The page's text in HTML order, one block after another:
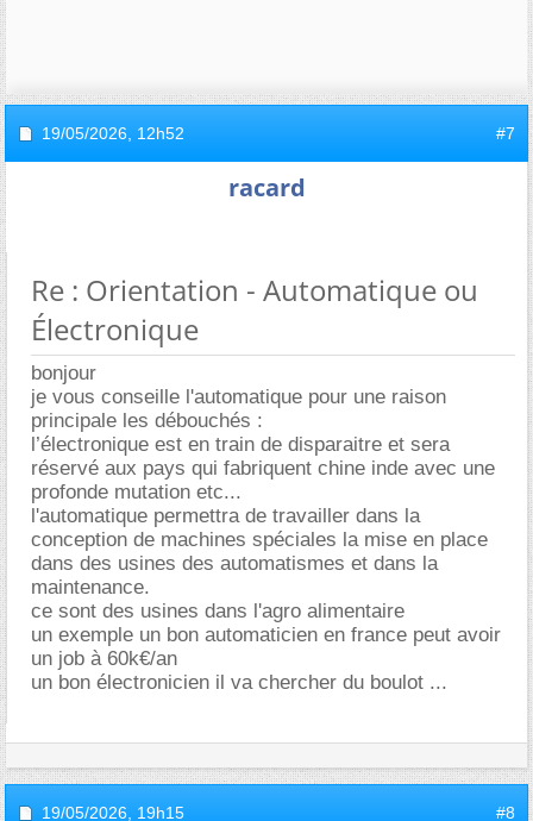
19/05/2026, 12h52 #7
racard
Re : Orientation - Automatique ou
Électronique
bonjour
je vous conseille l'automatique pour une raison
principale les débouchés :
l’électronique est en train de disparaitre et sera
réservé aux pays qui fabriquent chine inde avec une
profonde mutation etc...
l'automatique permettra de travailler dans la
conception de machines spéciales la mise en place
dans des usines des automatismes et dans la
maintenance.
ce sont des usines dans l'agro alimentaire
un exemple un bon automaticien en france peut avoir
un job à 60k€/an
un bon électronicien il va chercher du boulot ...
19/05/2026, 19h15 #8